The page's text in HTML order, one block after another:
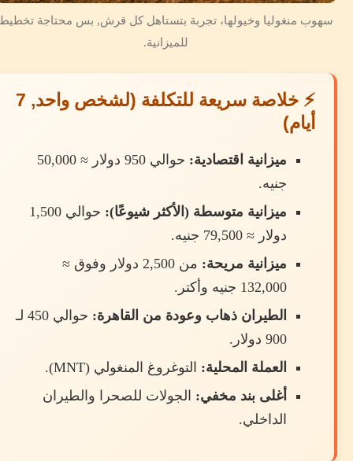
سهوب منغوليا وخيولها، تجربة بتستاهل كل قرش, بس محتاجة
للميزانية.
⚡ خلاصة سريعة للتكلفة (لشخص واحد, 7
أيام)
ميزانية اقتصادية:
حوالي 950 دولار ≈ 50,000
جنيه.
ميزانية متوسطة (الأكثر شيوعًا):
حوالي 1,500
دولار ≈ 79,500 جنيه.
ميزانية مريحة:
من 2,500 دولار وفوق ≈
132,000 جنيه وأكتر.
الطيران ذهاب وعودة من القاهرة:
حوالي 450 لـ
900 دولار.
العملة المحلية: التوغروغ المنغولي (MNT).
أغلى بند مخفي: الجولات للصحرا والطيران
الداخلي.